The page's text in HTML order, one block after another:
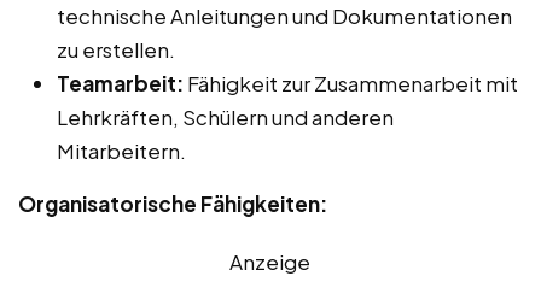
technische Anleitungen und Dokumentationen
zu erstellen.
Teamarbeit: Fähigkeit zur Zusammenarbeit mit
Lehrkräften, Schülern und anderen
Mitarbeitern.
Organisatorische Fähigkeiten:
Anzeige